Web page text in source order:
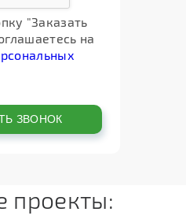
"Заказать
на
проекты: